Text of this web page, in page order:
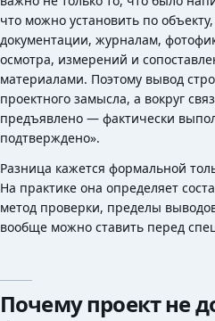
что можно установить по
документации, журналам,
осмотра, измерений и
материалами. Поэтому вывод
проектного замысла, а вокруг
предъявлено — фактически
подтверждено».
Разница кажется формальной
На практике она определяет
метод проверки, пределы
вообще можно ставить перед
Почему проект не